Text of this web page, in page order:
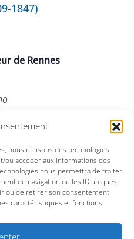
nous utilisons des technologies
ou accéder aux informations des
nous permettra de traiter
de navigation ou les ID uniques
ou de retirer son consentement
caractéristiques et fonctions.
1847)
de Rennes
professionnelle, les
un programme
tempête pour voix et
de Purcell, Schumann,